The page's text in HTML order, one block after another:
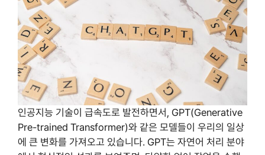
인공지능 기술이 급속도로 발전하면서, GPT(Generative
Pre-trained Transformer)와 같은 모델들이 우리의 일상
에 큰 변화를 가져오고 있습니다. GPT는 자연어 처리 분야